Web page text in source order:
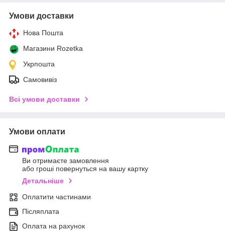
Умови доставки
Нова Пошта
Магазини Rozetka
Укрпошта
Самовивіз
Всі умови доставки
Умови оплати
Ви отримаєте замовлення
або гроші повернуться на вашу картку
Детальніше
Оплатити частинами
Післяплата
Оплата на рахунок